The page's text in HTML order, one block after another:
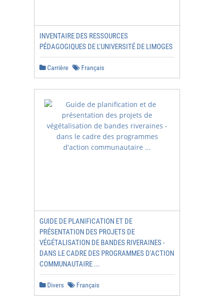
INVENTAIRE DES RESSOURCES
PÉDAGOGIQUES DE L'UNIVERSITÉ DE LIMOGES
Carrière Français
GUIDE DE PLANIFICATION ET DE
PRÉSENTATION DES PROJETS DE
VÉGÉTALISATION DE BANDES RIVERAINES -
DANS LE CADRE DES PROGRAMMES D'ACTION
COMMUNAUTAIRE ...
Divers Français